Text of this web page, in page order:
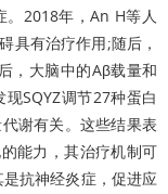
。2018年，An H等人
具有治疗作用;随后，
，大脑中的Aβ载量和
SQYZ调节27种蛋白
谢有关。这些结果表
能力，其治疗机制可
抗神经炎症，促进应